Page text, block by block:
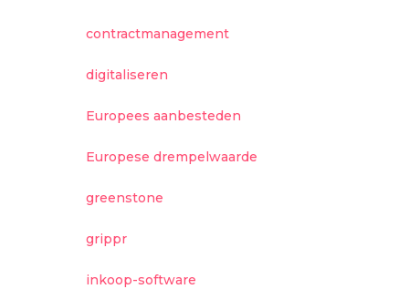
contractmanagement
digitaliseren
Europees aanbesteden
Europese drempelwaarde
greenstone
grippr
inkoop-software